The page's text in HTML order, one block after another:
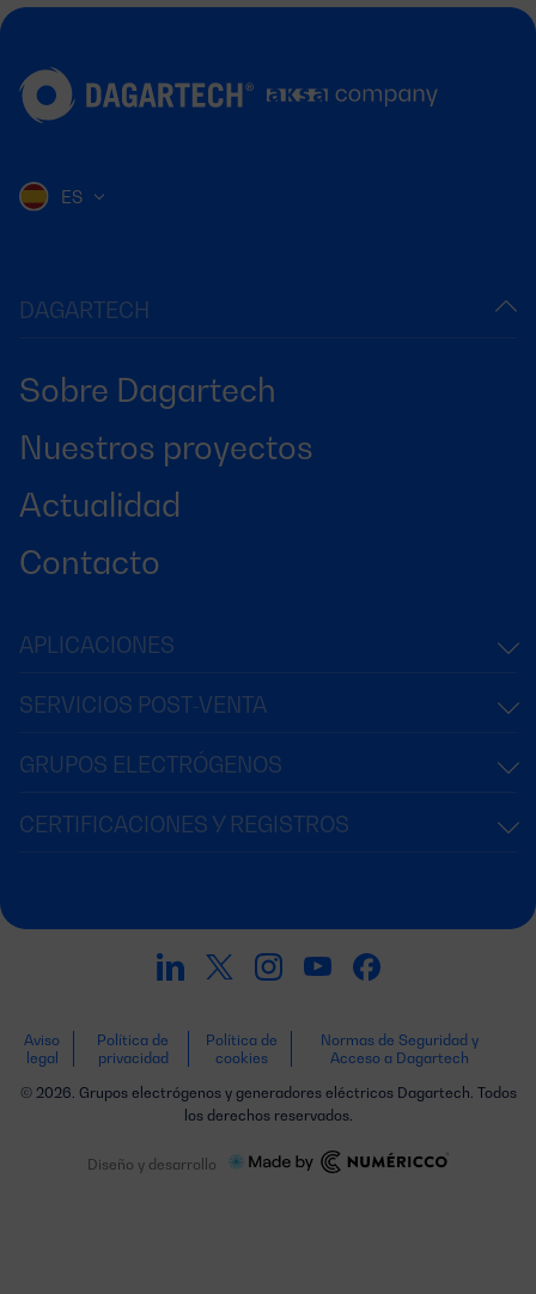
DAGARTECH
Sobre Dagartech
Nuestros proyectos
Actualidad
Contacto
ES
APLICACIONES
SERVICIOS POST-VENTA
GRUPOS ELECTRÓGENOS
CERTIFICACIONES Y REGISTROS
Aviso
legal
Política de
privacidad
Política de
cookies
Normas de Seguridad y
Acceso a Dagartech
© 2026. Grupos electrógenos y generadores eléctricos Dagartech. Todos
los derechos reservados.
Diseño y desarrollo